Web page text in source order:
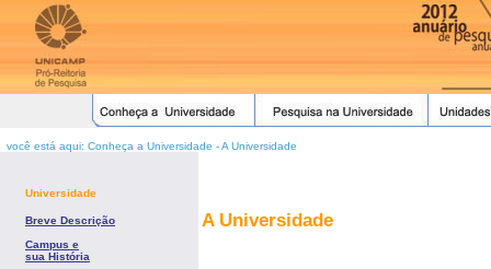
você está aqui: Conheça a Universidade - A Universidade
Universidade
Breve Descrição
Campus e
sua História
A Universidade